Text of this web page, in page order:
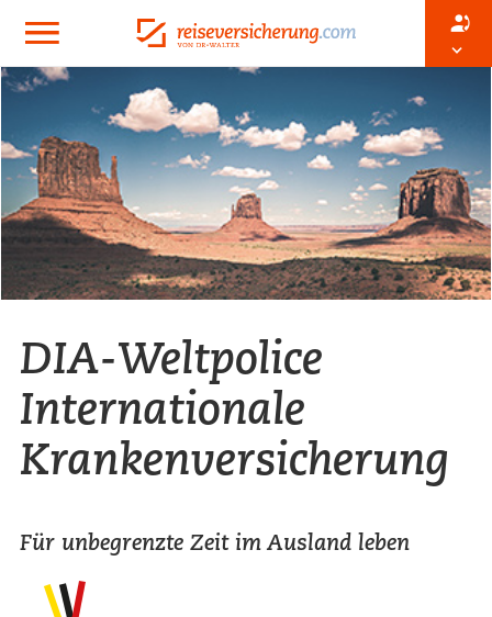
DIA-Weltpolice
Internationale
Krankenversicherung
Für unbegrenzte Zeit im Ausland leben